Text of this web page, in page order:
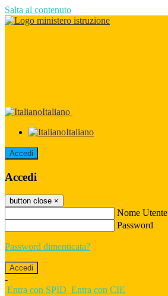
Salta al contenuto
Italiano
Italiano
Accedi
Accedi
button close ×
Nome Utente
Password
Password dimenticata?
-
Entra con SPID Entra con CIE